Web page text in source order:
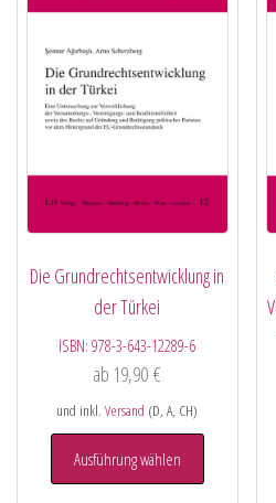
Die Grundrechtsentwicklung in
der Türkei
ISBN:978-3-643-12289-6
ab 19,90€
und inkl.Versand (D, A, CH)
Ausführung wählen